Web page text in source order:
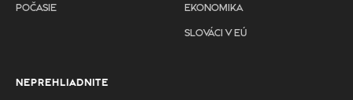
POČASIE EKONOMIKA
SLOVÁCI V EÚ
NEPREHLIADNITE